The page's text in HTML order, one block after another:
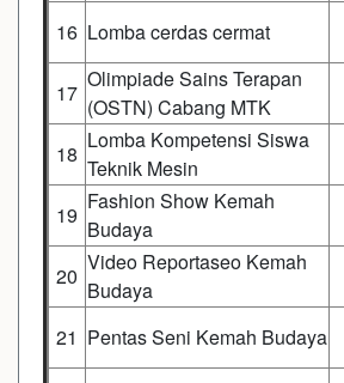
16 Lomba cerdas cermat
17
Olimpiade Sains Terapan
(OSTN) Cabang MTK
18
Lomba Kompetensi Siswa
Teknik Mesin
19
Fashion Show Kemah
Budaya
20
Video Reportaseo Kemah
Budaya
21 Pentas Seni Kemah Budaya